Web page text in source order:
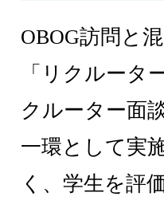
OBOG訪問と
「リクルータ
クルーター面
一環として実
く、学生を評